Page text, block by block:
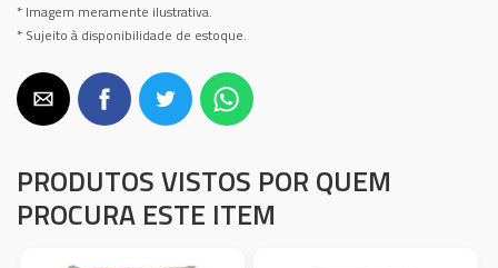
* Imagem meramente ilustrativa.
* Sujeito à disponibilidade de estoque.
PRODUTOS VISTOS POR QUEM
PROCURA ESTE ITEM